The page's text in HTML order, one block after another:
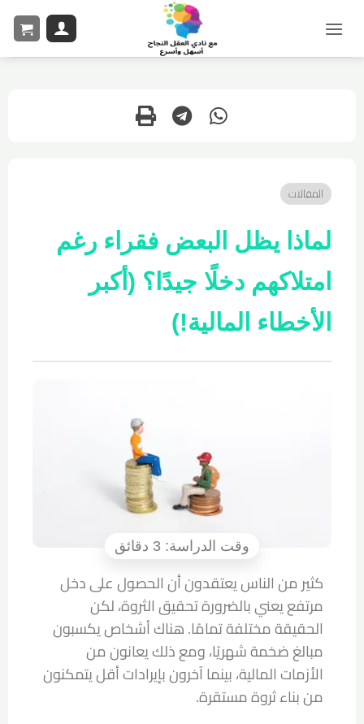
المقالات
لماذا يظل البعض فقراء رغم
امتلاكهم دخلًا جيدًا؟ (أكبر
الأخطاء المالية!)
كثير من الناس يعتقدون أن الحصول على دخل
مرتفع يعني بالضرورة تحقيق الثروة، لكن
الحقيقة مختلفة تمامًا. هناك أشخاص يكسبون
مبالغ ضخمة شهريًا، ومع ذلك يعانون من
الأزمات المالية، بينما آخرون بإيرادات أقل يتمكنون
من بناء ثروة مستقرة.